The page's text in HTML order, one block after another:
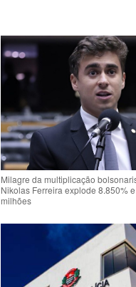
Milagre da multiplicação
Nikolas Ferreira explode 8.850%
milhões